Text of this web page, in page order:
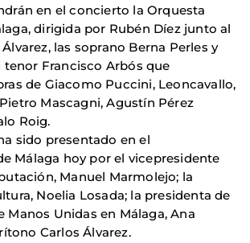
en el concierto la Orquesta
dirigida por Rubén Díez junto al
las soprano Berna Perles y
tenor Francisco Arbós que
de Giacomo Puccini, Leoncavallo,
Mascagni, Agustín Pérez
Roig.
sido presentado en el
Málaga hoy por el vicepresidente
Manuel Marmolejo; la
Noelia Losada; la presidenta de
Manos Unidas en Málaga, Ana
Carlos Álvarez.